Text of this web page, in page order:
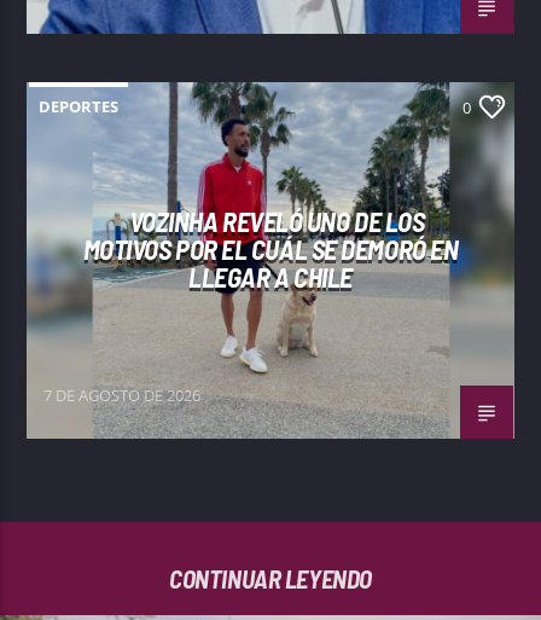
DEPORTES 0
VOZINHA REVELÓ UNO DE LOS
MOTIVOS POR EL CUÁL SE DEMORÓ EN
LLEGAR A CHILE
7 DE AGOSTO DE 2026
CONTINUAR LEYENDO